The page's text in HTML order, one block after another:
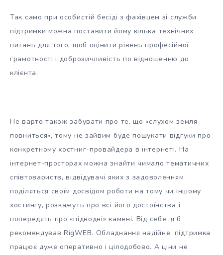
Так само при особистій бесіді з фахівцем зі служби
підтримки можна поставити йому кілька технічних
питань для того, щоб оцінити рівень професійної
грамотності і доброзичливість по відношенню до
клієнта.
Не варто також забувати про те, що «слухом земля
повниться», тому не зайвим буде пошукати відгуки про
конкретному хостниг-провайдера в інтернеті. На
інтернет-просторах можна знайти чимало тематичних
співтовариств, відвідувачі яких з задоволенням
поділяться своїм досвідом роботи на тому чи іншому
хостингу, розкажуть про всі його достоїнства і
попередять про «підводні» камені. Від себе, я б
рекомендував RigWEB. Обладнання надійне, підтримка
працює дуже оперативно і цілодобово. А ціни не